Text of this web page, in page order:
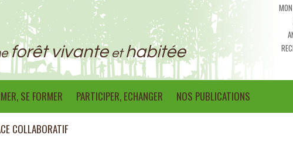
forêt vivanteethabitée
SE FORMER PARTICIPER, ECHANGER NOS PUBLICATIONS
COLLABORATIF